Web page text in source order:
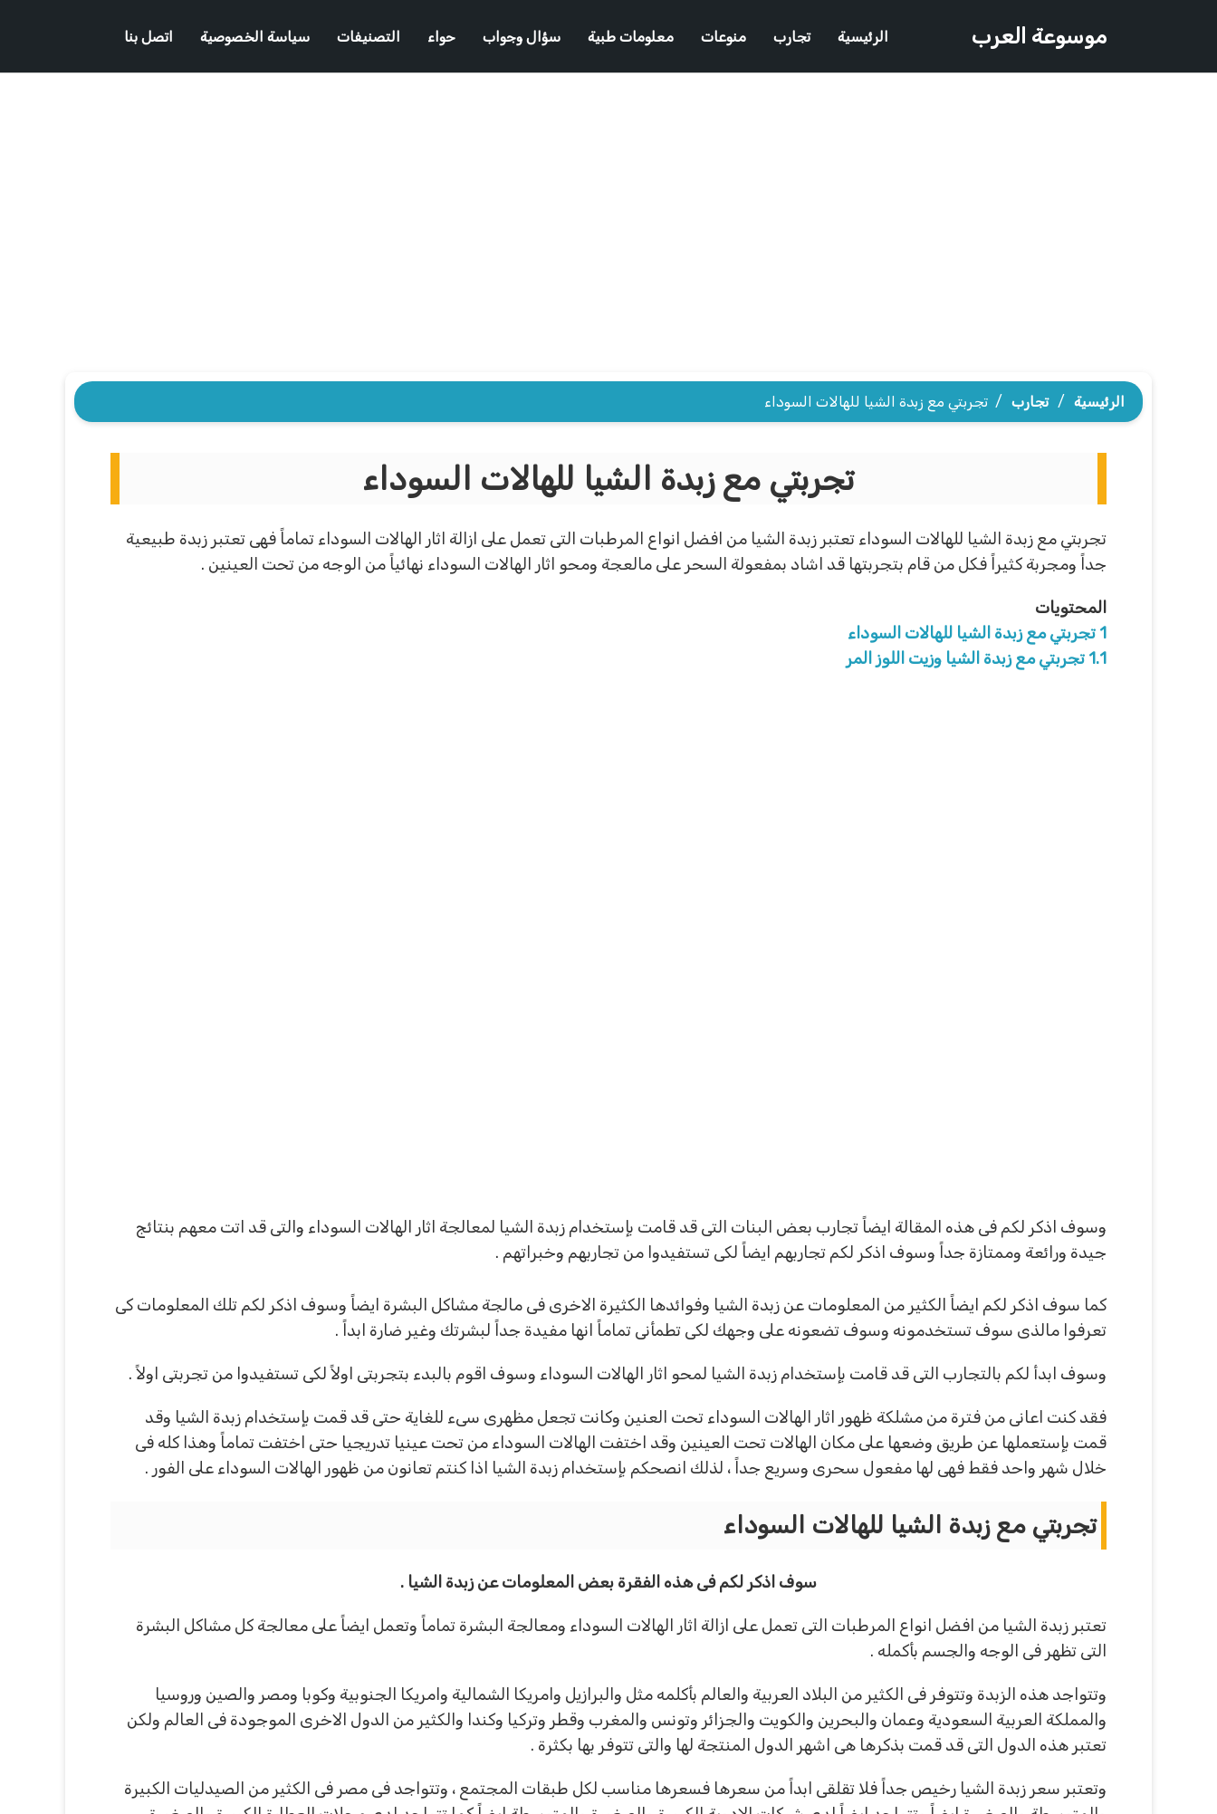
موسوعة العرب الرئيسية تجارب منوعات معلومات طبية سؤال وجواب حواء التصنيفات سياسة الخصوصية اتصل بنا
الرئيسية / تجارب / تجربتي مع زبدة الشيا للهالات السوداء
تجربتي مع زبدة الشيا للهالات السوداء
تجربتي مع زبدة الشيا للهالات السوداء تعتبر زبدة الشيا من افضل انواع المرطبات التى تعمل على ازالة اثار الهالات السوداء تماماً فهى تعتبر زبدة طبيعية
جداً ومجربة كثيراً فكل من قام بتجربتها قد اشاد بمفعولة السحر على مالعجة ومحو اثار الهالات السوداء نهائياً من الوجه من تحت العينين .
المحتويات
1 تجربتي مع زبدة الشيا للهالات السوداء
1.1 تجربتي مع زبدة الشيا وزيت اللوز المر
وسوف اذكر لكم فى هذه المقالة ايضاً تجارب بعض البنات التى قد قامت بإستخدام زبدة الشيا لمعالجة اثار الهالات السوداء والتى قد اتت معهم بنتائج
جيدة ورائعة وممتازة جداً وسوف اذكر لكم تجاربهم ايضاً لكى تستفيدوا من تجاربهم وخبراتهم .
كما سوف اذكر لكم ايضاً الكثير من المعلومات عن زبدة الشيا وفوائدها الكثيرة الاخرى فى مالجة مشاكل البشرة ايضاً وسوف اذكر لكم تلك المعلومات كى
تعرفوا مالذى سوف تستخدمونه وسوف تضعونه على وجهك لكى تطمأنى تماماً انها مفيدة جداً لبشرتك وغير ضارة ابداً .
وسوف ابدأ لكم بالتجارب التى قد قامت بإستخدام زبدة الشيا لمحو اثار الهالات السوداء وسوف اقوم بالبدء بتجربتى اولاً لكى تستفيدوا من تجربتى اولاً .
فقد كنت اعانى من فترة من مشلكة ظهور اثار الهالات السوداء تحت العنين وكانت تجعل مظهرى سىء للغاية حتى قد قمت بإستخدام زبدة الشيا وقد
قمت بإستعملها عن طريق وضعها على مكان الهالات تحت العينين وقد اختفت الهالات السوداء من تحت عينيا تدريجيا حتى اختفت تماماً وهذا كله فى
خلال شهر واحد فقط فهى لها مفعول سحرى وسريع جداً ، لذلك انصحكم بإستخدام زبدة الشيا اذا كنتم تعانون من ظهور الهالات السوداء على الفور .
تجربتي مع زبدة الشيا للهالات السوداء
سوف اذكر لكم فى هذه الفقرة بعض المعلومات عن زبدة الشيا .
تعتبر زبدة الشيا من افضل انواع المرطبات التى تعمل على ازالة اثار الهالات السوداء ومعالجة البشرة تماماً وتعمل ايضاً على معالجة كل مشاكل البشرة
التى تظهر فى الوجه والجسم بأكمله .
وتتواجد هذه الزبدة وتتوفر فى الكثير من البلاد العربية والعالم بأكلمه مثل والبرازيل وامريكا الشمالية وامريكا الجنوبية وكوبا ومصر والصين وروسيا
والمملكة العربية السعودية وعمان والبحرين والكويت والجزائر وتونس والمغرب وقطر وتركيا وكندا والكثير من الدول الاخرى الموجودة فى العالم ولكن
تعتبر هذه الدول التى قد قمت بذكرها هى اشهر الدول المنتجة لها والتى تتوفر بها بكثرة .
وتعتبر سعر زبدة الشيا رخيص جداً فلا تقلقى ابداً من سعرها فسعرها مناسب لكل طبقات المجتمع ، وتتواجد فى مصر فى الكثير من الصيدليات الكبيرة